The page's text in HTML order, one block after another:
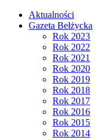
Aktualności
Gazeta Bełżycka
Rok 2023
Rok 2022
Rok 2021
Rok 2020
Rok 2019
Rok 2018
Rok 2017
Rok 2016
Rok 2015
Rok 2014